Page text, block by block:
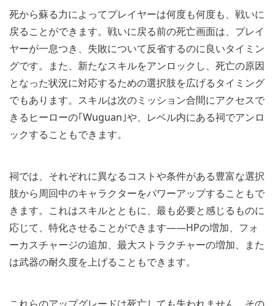
死から蘇る力によってプレイヤーは何度も何度も、戦いに
戻ることができます。戦いに戻る前の死亡画面は、プレイ
ヤーが一息つき、失敗について反省するのに良いタイミン
グです。また、新たなスキルをアンロックし、死亡の原因
となった状況に対応するための選択肢を広げるタイミング
でもあります。スキルは次のミッション合間にアクセスで
きるヒーローの｢Wuguan｣や、レベル内にある祠でアンロ
ックすることもできます。
祠では、それぞれに異なるコストや条件がある豊富な選択
肢から周回中のキャラクターをパワーアップすることもで
きます。これはスキルとともに、最も必要と感じるものに
応じて、特化させることができます――HPの増加、フォ
ーカスチャージの追加、最大ストラクチャーの増加、また
は武器の耐久度を上げることもできます。